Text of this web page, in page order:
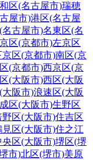
区(名古屋市)瑞穂
屋市)港区(名古屋
名古屋市)名東区(名
京区(京都市)左京区
京区(京都市)南区(京
(京都市)西京区(京
(大阪市)西区(大阪
大阪市)浪速区(大阪
区(大阪市)生野区
野区(大阪市)住吉区
見区(大阪市)住之江
央区(大阪市)堺区(堺
市)北区(堺市)美原